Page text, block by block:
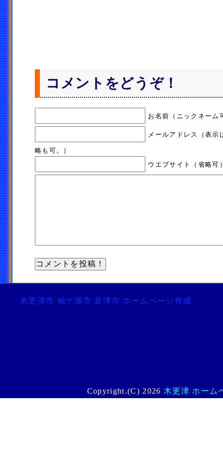
コメントをどうぞ！
お名前（ニックネーム
メールアドレス（表示
略も可。）
ウエブサイト（省略可
木更津市 袖ケ浦市 君津市 ホームページ作成
Copyright.(C) 2026 木更津 ホーム